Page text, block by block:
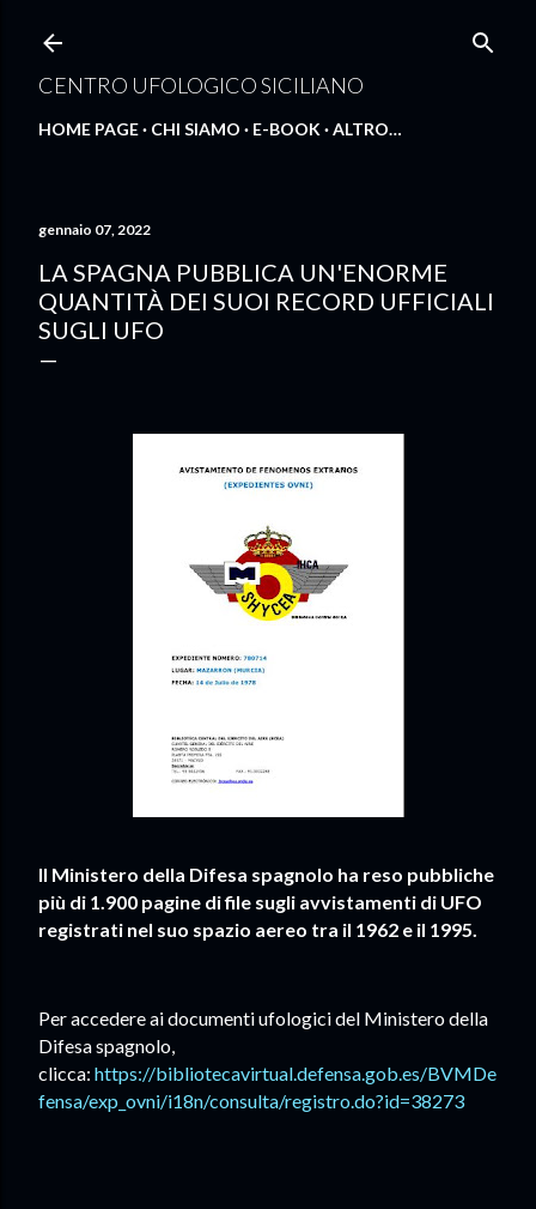
CENTRO UFOLOGICO SICILIANO
HOME PAGE CHI SIAMO E-BOOK ALTRO…
gennaio 07, 2022
LA SPAGNA PUBBLICA UN'ENORME
QUANTITÀ DEI SUOI RECORD UFFICIALI
SUGLI UFO
Il Ministero della Difesa spagnolo ha reso pubbliche
più di 1.900 pagine di file sugli avvistamenti di UFO
registrati nel suo spazio aereo tra il 1962 e il 1995.
Per accedere ai documenti ufologici del Ministero della
Difesa spagnolo,
clicca: https://bibliotecavirtual.defensa.gob.es/BVMDe
fensa/exp_ovni/i18n/consulta/registro.do?id=38273